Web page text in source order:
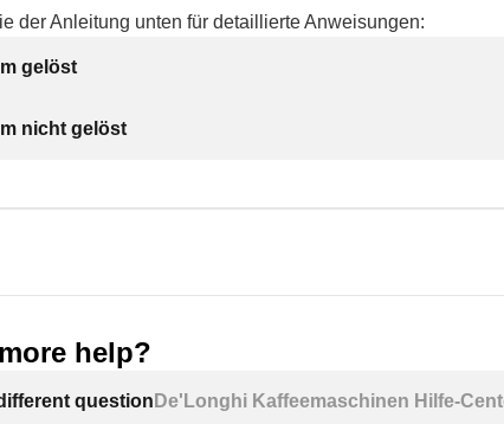
der Anleitung unten für detaillierte Anweisungen:
gelöst
nicht gelöst
help?
question De'Longhi Kaffeemaschinen Hilfe-